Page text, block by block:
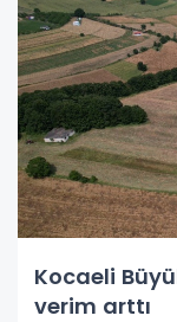
Kocaeli
verim arttı